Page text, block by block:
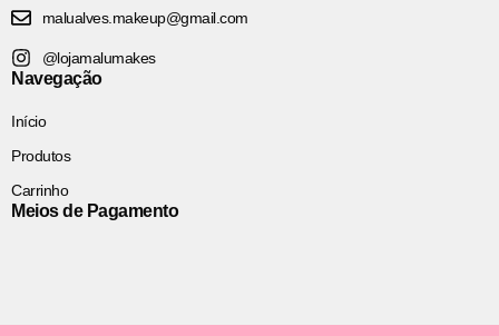
malualves.makeup@gmail.com
@lojamalumakes
Navegação
Início
Produtos
Carrinho
Meios de Pagamento